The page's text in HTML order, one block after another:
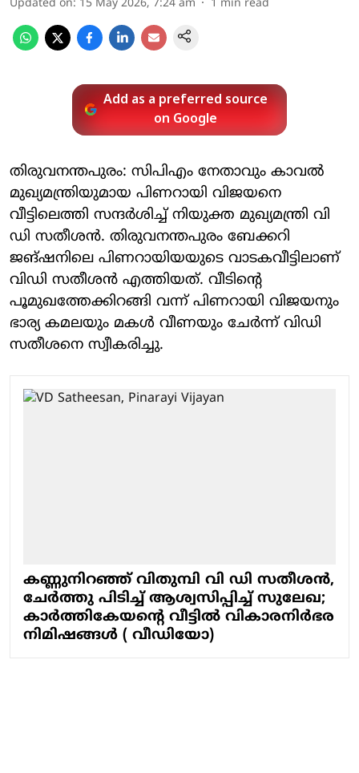
Updated on: 15 May 2026, 7:24 am 1 min read
Add as a preferred source
on Google
തിരുവനന്തപുരം: സിപിഎം നേതാവും കാവല്‍
മുഖ്യമന്ത്രിയുമായ പിണറായി വിജയനെ
വീട്ടിലെത്തി സന്ദര്‍ശിച്ച് നിയുക്ത മുഖ്യമന്ത്രി വി
ഡി സതീശന്‍. തിരുവനന്തപുരം ബേക്കറി
ജങ്ഷനിലെ പിണറായിയയുടെ വാടകവീട്ടിലാണ്
വിഡി സതീശന്‍ എത്തിയത്. വീടിന്റെ
പൂമുഖത്തേക്കിറങ്ങി വന്ന് പിണറായി വിജയനും
ഭാര്യ കമലയും മകള്‍ വീണയും ചേര്‍ന്ന് വിഡി
സതീശനെ സ്വീകരിച്ചു.
കണ്ണുനിറഞ്ഞ് വിതുമ്പി വി ഡി സതീശന്‍,
ചേര്‍ത്തു പിടിച്ച് ആശ്വസിപ്പിച്ച് സുലേഖ;
കാർത്തികേയന്റെ വീട്ടില്‍ വികാരനിര്‍ഭര
നിമിഷങ്ങള്‍ ( വീഡിയോ)